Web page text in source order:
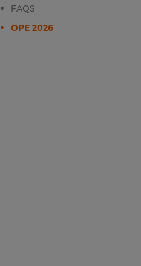
FAQS
OPE 2026